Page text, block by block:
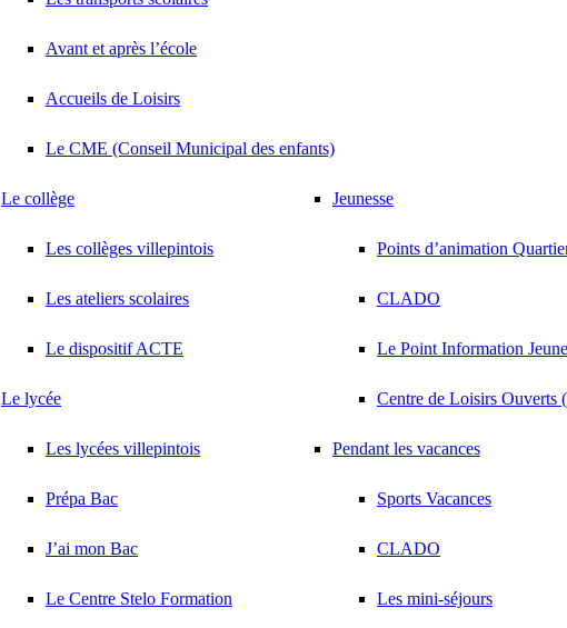
Avant et après l’école
Accueils de Loisirs
Le CME (Conseil Municipal des enfants)
Le collège
Les collèges villepintois
Les ateliers scolaires
Le dispositif ACTE
Le lycée
Les lycées villepintois
Prépa Bac
J’ai mon Bac
Le Centre Stelo Formation
Jeunesse
Points d’animation
CLADO
Le Point Information
Centre de Loisirs Ouverts
Pendant les vacances
Sports Vacances
CLADO
Les mini-séjours